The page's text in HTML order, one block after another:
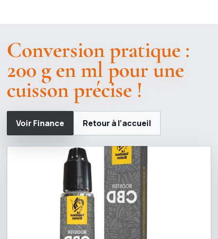
Conversion pratique :
200 g en ml pour une
cuisson précise !
Voir Finance Retour à l’accueil